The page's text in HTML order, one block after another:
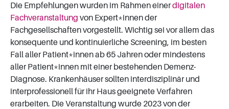
Die Empfehlungen wurden im Rahmen einerdigitalen
Fachveranstaltung von Expert*innen der
Fachgesellschaften vorgestellt. Wichtig sei vor allem das
konsequente und kontinuierliche Screening, im besten
Fall aller Patient*innen ab 65 Jahren oder mindestens
aller Patient*innen mit einer bestehenden Demenz-
Diagnose. Krankenhäuser sollten interdisziplinär und
interprofessionell für ihr Haus geeignete Verfahren
erarbeiten. Die Veranstaltung wurde 2023 von der